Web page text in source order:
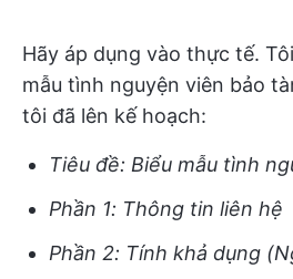
Hãy áp dụng vào thực tế.
mẫu tình nguyện viên bảo
tôi đã lên kế hoạch:
Tiêu đề: Biểu mẫu tình
Phần 1: Thông tin liên hệ
Phần 2: Tính khả dụng